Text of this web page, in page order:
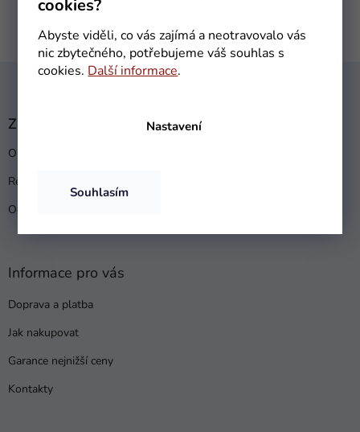
cookies?
Abyste viděli, co vás zajímá a neotravovalo vás
nic zbytečného, potřebujeme váš souhlas s
cookies. Další informace.
Nastavení
Souhlasím
Zákaznický servis
Obchodní podmínky
Reklamační řád
Ochrana osobních údajů
Informace pro vás
Doprava a platba
Jak nakupovat
Garance nejnižší ceny
Kontakty